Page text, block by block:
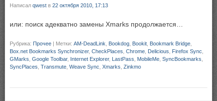
Написал qwest в 22 октября 2010, 17:13
или: поиск адекватно замены Xmarks продолжается…
Рубрика: Прочее | Метки: AM-DeadLink Bookdog Bookit Bookmark Bridge
Box.net Bookmarks Synchronizer, CheckPlaces Chrome Delicious Firefox Sync
GMarks Google Toolbar, Internet Explorer, LastPass MobileMe SyncBookmarks
SyncPlaces Transmute Weave Sync Xmarks Zinkmo